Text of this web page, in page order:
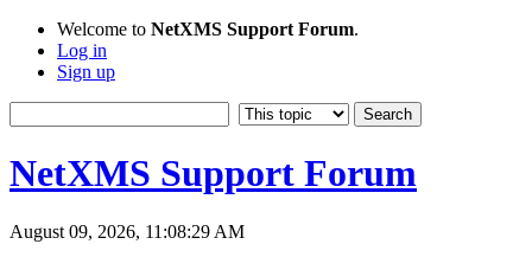
Welcome to NetXMS Support Forum.
Log in
Sign up
NetXMS Support Forum
August 09, 2026, 11:08:29 AM